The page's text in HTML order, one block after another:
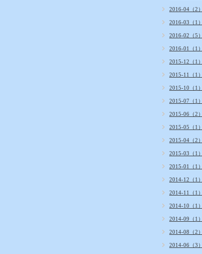
2016-04（2）
2016-03（1）
2016-02（5）
2016-01（1）
2015-12（1）
2015-11（1）
2015-10（1）
2015-07（1）
2015-06（2）
2015-05（1）
2015-04（2）
2015-03（1）
2015-01（1）
2014-12（1）
2014-11（1）
2014-10（1）
2014-09（1）
2014-08（2）
2014-06（3）